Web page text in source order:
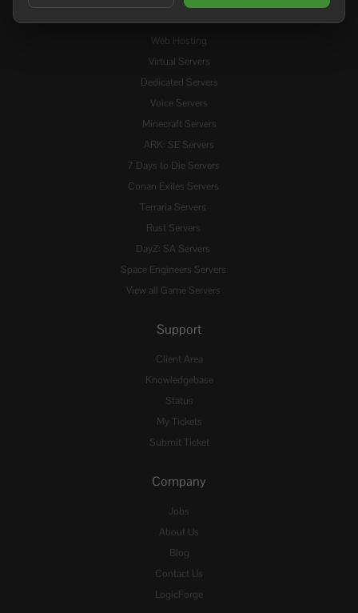
Domains
Web Hosting
Virtual Servers
Dedicated Servers
Voice Servers
Minecraft Servers
ARK: SE Servers
7 Days to Die Servers
Conan Exiles Servers
Terraria Servers
Rust Servers
DayZ: SA Servers
Space Engineers Servers
View all Game Servers
Support
Client Area
Knowledgebase
Status
My Tickets
Submit Ticket
Company
Jobs
About Us
Blog
Contact Us
LogicForge